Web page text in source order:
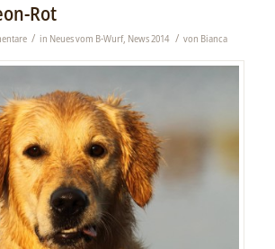
Rot
/ in Neues vom B-Wurf, News 2014 / von Bianca